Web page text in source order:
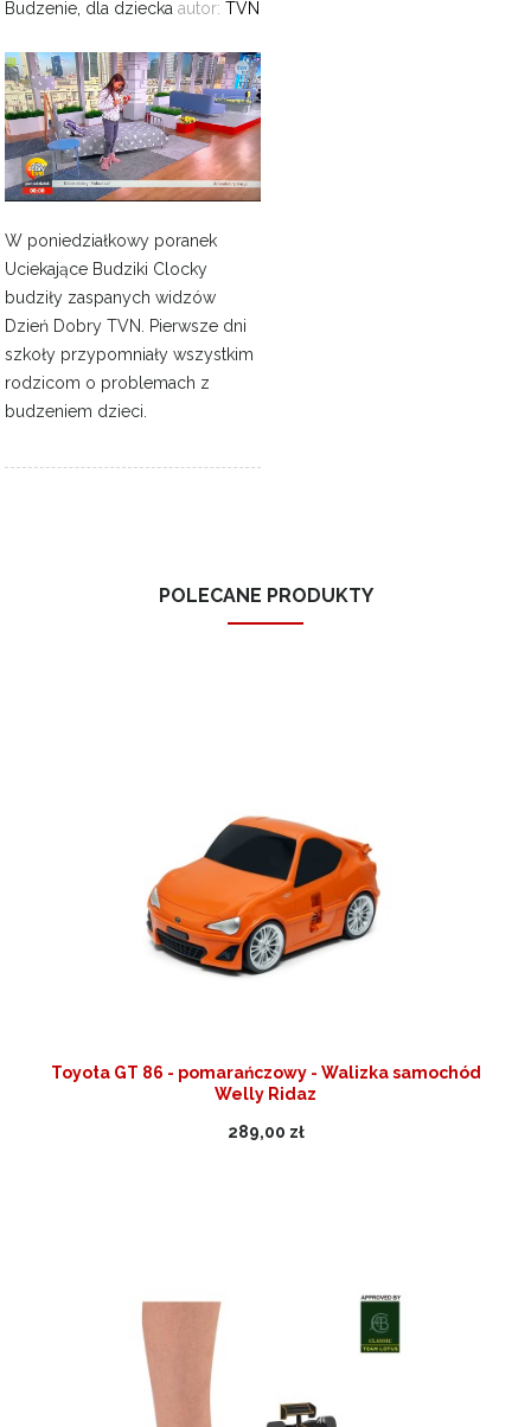
Budzenie dla dziecka autor:TVN
W poniedziałkowy poranek
Uciekające Budziki Clocky
budziły zaspanych widzów
Dzień Dobry TVN. Pierwsze dni
szkoły przypomniały wszystkim
rodzicom o problemach z
budzeniem dzieci.
POLECANE PRODUKTY
Toyota GT 86 - pomarańczowy - Walizka samochód
Welly Ridaz
289,00 zł